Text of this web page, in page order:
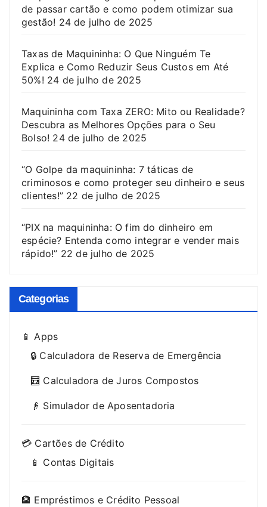
de passar cartão e como podem otimizar sua
gestão! 24 de julho de 2025
Taxas de Maquininha: O Que Ninguém Te
Explica e Como Reduzir Seus Custos em Até
50%! 24 de julho de 2025
Maquininha com Taxa ZERO: Mito ou Realidade?
Descubra as Melhores Opções para o Seu
Bolso! 24 de julho de 2025
“O Golpe da maquininha: 7 táticas de
criminosos e como proteger seu dinheiro e seus
clientes!” 22 de julho de 2025
“PIX na maquininha: O fim do dinheiro em
espécie? Entenda como integrar e vender mais
rápido!” 22 de julho de 2025
Categorias
📱 Apps
🔒 Calculadora de Reserva de Emergência
🧮 Calculadora de Juros Compostos
👴 Simulador de Aposentadoria
💳 Cartões de Crédito
📱 Contas Digitais
🏦 Empréstimos e Crédito Pessoal